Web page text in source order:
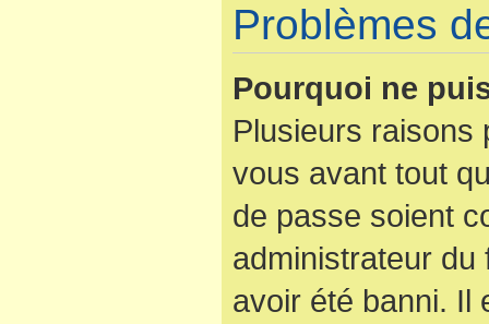
Problèmes
Pourquoi ne
Plusieurs raisons
vous avant tout
de passe soient
administrateur
avoir été banni. Il